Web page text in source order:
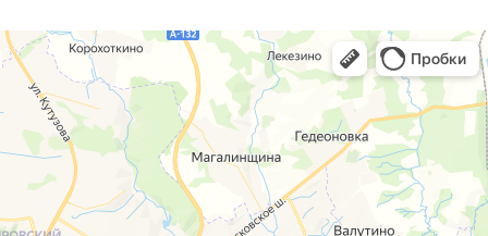
г. Смоленск
ул. Рыленкова, 11 Б
ул. Рыленкова, 40
пр-д Трамвайный, 6
г. Ярцево
ул. Рокоссовского, 65
г. Одинцово